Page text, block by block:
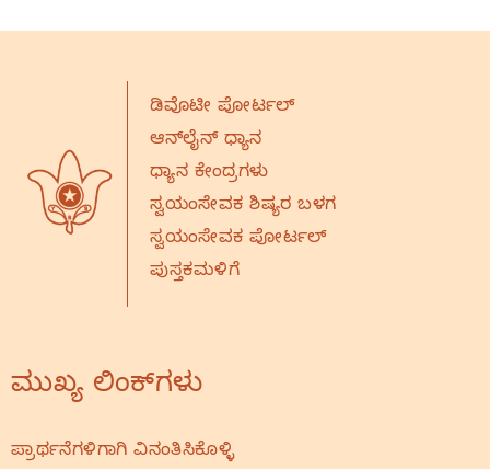
ಡಿವೊಟೀ ಪೋರ್ಟಲ್
ಆನ್‌ಲೈನ್‌ ಧ್ಯಾನ
ಧ್ಯಾನ ಕೇಂದ್ರಗಳು
ಸ್ವಯಂಸೇವಕ ಶಿಷ್ಯರ ಬಳಗ
ಸ್ವಯಂಸೇವಕ ಪೋರ್ಟಲ್
ಪುಸ್ತಕಮಳಿಗೆ
ಮುಖ್ಯ ಲಿಂಕ್‌ಗಳು
ಪ್ರಾರ್ಥನೆಗಳಿಗಾಗಿ ವಿನಂತಿಸಿಕೊಳ್ಳಿ